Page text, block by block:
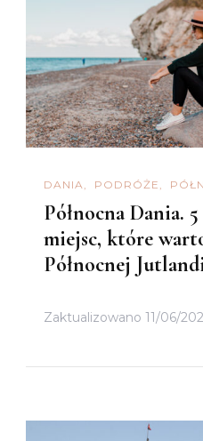
DANIA PODRÓŻE
Północna Dania.
miejsc, które
Północnej
Zaktualizowano 11/06/